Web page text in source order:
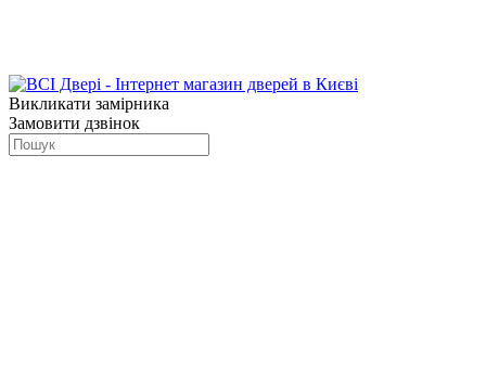
Викликати замірника
Замовити дзвінок